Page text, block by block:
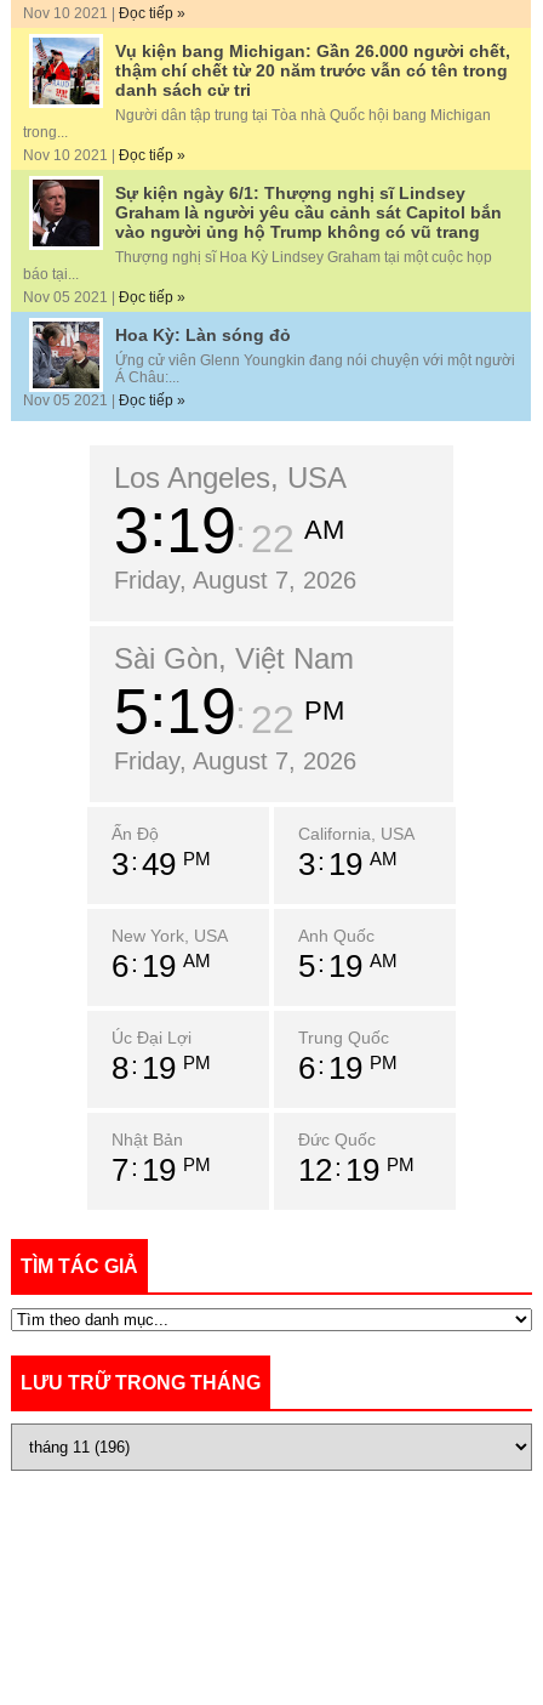
Nov 10 2021 | Đọc tiếp »
Vụ kiện bang Michigan: Gần 26.000 người chết,
thậm chí chết từ 20 năm trước vẫn có tên trong
danh sách cử tri
Người dân tập trung tại Tòa nhà Quốc hội bang Michigan
trong...
Nov 10 2021 | Đọc tiếp »
Sự kiện ngày 6/1: Thượng nghị sĩ Lindsey
Graham là người yêu cầu cảnh sát Capitol bắn
vào người ủng hộ Trump không có vũ trang
Thượng nghị sĩ Hoa Kỳ Lindsey Graham tại một cuộc họp
báo tại...
Nov 05 2021 | Đọc tiếp »
Hoa Kỳ: Làn sóng đỏ
Ứng cử viên Glenn Youngkin đang nói chuyện với một người
Á Châu:...
Nov 05 2021 | Đọc tiếp »
Los Angeles, USA
3 19 23 AM
Friday, August 7, 2026
Sài Gòn, Việt Nam
5 19 23 PM
Friday, August 7, 2026
Ấn Độ
3 49 PM
California, USA
3 19 AM
New York, USA
6 19 AM
Anh Quốc
5 19 AM
Úc Đại Lợi
8 19 PM
Trung Quốc
6 19 PM
Nhật Bản
7 19 PM
Đức Quốc
12 19 PM
TÌM TÁC GIẢ
LƯU TRỮ TRONG THÁNG